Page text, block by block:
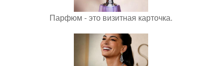
Парфюм - это визитная карточка.